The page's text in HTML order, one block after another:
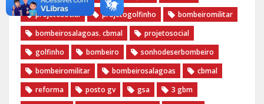
projetosocial
projetogolfinho
bombeiromilitar
bombeirosalagoas. cbmal
projetosocial
golfinho
bombeiro
sonhodeserbombeiro
bombeiromilitar
bombeirosalagoas
cbmal
reforma
posto gv gsa
3 gbm